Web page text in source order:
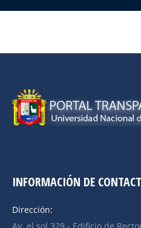
INFORMACIÓN DE
Dirección: